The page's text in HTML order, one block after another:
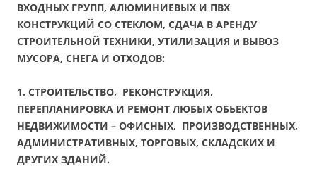
ВХОДНЫХ ГРУПП, АЛЮМИНИЕВЫХ И ПВХ
КОНСТРУКЦИЙ СО СТЕКЛОМ, СДАЧА В АРЕНДУ
СТРОИТЕЛЬНОЙ ТЕХНИКИ, УТИЛИЗАЦИЯ и ВЫВОЗ
МУСОРА, СНЕГА И ОТХОДОВ:
1. СТРОИТЕЛЬСТВО, РЕКОНСТРУКЦИЯ,
ПЕРЕПЛАНИРОВКА И РЕМОНТ ЛЮБЫХ ОБЬЕКТОВ
НЕДВИЖИМОСТИ – ОФИСНЫХ, ПРОИЗВОДСТВЕННЫХ,
АДМИНИСТРАТИВНЫХ, ТОРГОВЫХ, СКЛАДСКИХ И
ДРУГИХ ЗДАНИЙ.